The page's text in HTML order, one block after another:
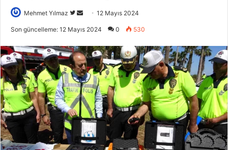
Mehmet Yılmaz
Twitter'da
Bir
göndermek
12 Mayıs 2024
Son güncelleme: 12 Mayıs 2024 0 530